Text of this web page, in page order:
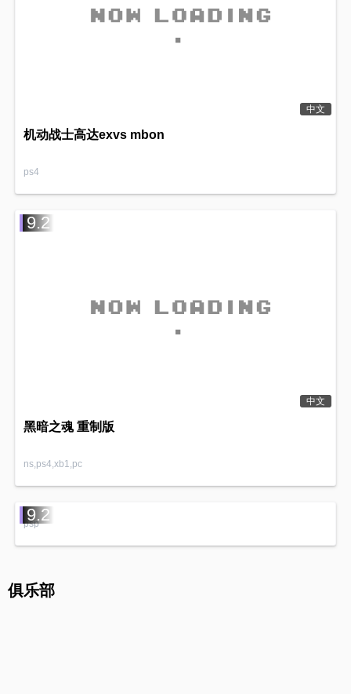
中文
机动战士高达exvs mbon
ps4
9.2
中文
黑暗之魂 重制版
ns,ps4,xb1,pc
9.2
psp
俱乐部